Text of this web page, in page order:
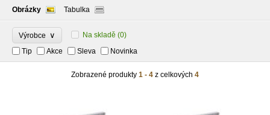
Obrázky
Tabulka
Výrobce ∨ Na skladě (0)
Tip
Akce Sleva Novinka
Zobrazené produkty 1 - 4 z celkových 4